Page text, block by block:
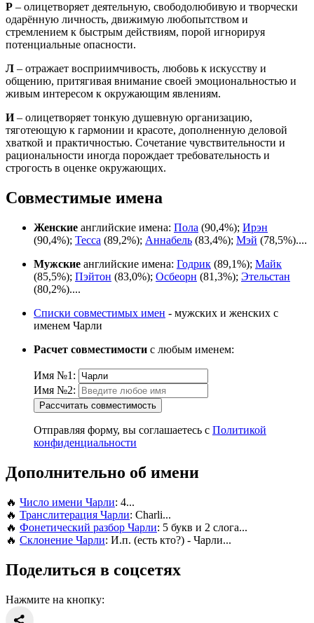
Р – олицетворяет деятельную, свободолюбивую и творчески
одарённую личность, движимую любопытством и
стремлением к быстрым действиям, порой игнорируя
потенциальные опасности.
Л – отражает восприимчивость, любовь к искусству и
общению, притягивая внимание своей эмоциональностью и
живым интересом к окружающим явлениям.
И– олицетворяет тонкую душевную организацию,
тяготеющую к гармонии и красоте, дополненную деловой
хваткой и практичностью. Сочетание чувствительности и
рациональности иногда порождает требовательность и
строгость в оценке окружающих.
Совместимые имена
Женские английские имена: Пола (90,4%); Ирэн
(90,4%); Тесса (89,2%); Аннабель (83,4%); Мэй (78,5%)....
Мужские английские имена: Годрик (89,1%); Майк
(85,5%); Пэйтон (83,0%); Осбеорн (81,3%); Этельстан
(80,2%)....
Списки совместимых имен - мужских и женских с
именем Чарли
Расчет совместимости с любым именем:
Имя №1:
Имя №2:
Рассчитать совместимость
Отправляя форму, вы соглашаетесь с Политикой
конфиденциальности
Дополнительно об имени
🔥 Число имени Чарли: 4...
🔥 Транслитерация Чарли: Charli...
🔥 Фонетический разбор Чарли: 5 букв и 2 слога...
🔥 Склонение Чарли: И.п. (есть кто?) - Чарли...
Поделиться в соцсетях
Нажмите на кнопку: